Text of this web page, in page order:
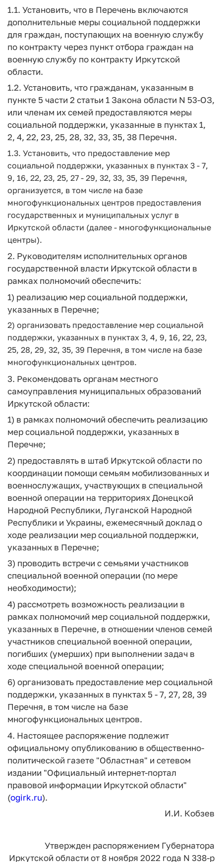
1.1. Установить, что в Перечень включаются
дополнительные меры социальной поддержки
для граждан, поступающих на военную службу
по контракту через пункт отбора граждан на
военную службу по контракту Иркутской
области.
1.2. Установить, что гражданам, указанным в
пункте 5 части 2 статьи 1 Закона области N 53-ОЗ,
или членам их семей предоставляются меры
социальной поддержки, указанные в пунктах 1,
2, 4, 22, 23, 25, 28, 32, 33, 35, 38 Перечня.
1.3. Установить, что предоставление мер
социальной поддержки, указанных в пунктах 3 - 7,
9, 16, 22, 23, 25, 27 - 29, 32, 33, 35, 39 Перечня,
организуется, в том числе на базе
многофункциональных центров предоставления
государственных и муниципальных услуг в
Иркутской области (далее - многофункциональные
центры).
2. Руководителям исполнительных органов
государственной власти Иркутской области в
рамках полномочий обеспечить:
1) реализацию мер социальной поддержки,
указанных в Перечне;
2) организовать предоставление мер социальной
поддержки, указанных в пунктах 3, 4, 9, 16, 22, 23,
25, 28, 29, 32, 35, 39 Перечня, в том числе на базе
многофункциональных центров.
3. Рекомендовать органам местного
самоуправления муниципальных образований
Иркутской области:
1) в рамках полномочий обеспечить реализацию
мер социальной поддержки, указанных в
Перечне;
2) предоставлять в штаб Иркутской области по
координации помощи семьям мобилизованных и
военнослужащих, участвующих в специальной
военной операции на территориях Донецкой
Народной Республики, Луганской Народной
Республики и Украины, ежемесячный доклад о
ходе реализации мер социальной поддержки,
указанных в Перечне;
3) проводить встречи с семьями участников
специальной военной операции (по мере
необходимости);
4) рассмотреть возможность реализации в
рамках полномочий мер социальной поддержки,
указанных в Перечне, в отношении членов семей
участников специальной военной операции,
погибших (умерших) при выполнении задач в
ходе специальной военной операции;
6) организовать предоставление мер социальной
поддержки, указанных в пунктах 5 - 7, 27, 28, 39
Перечня, в том числе на базе
многофункциональных центров.
4. Настоящее распоряжение подлежит
официальному опубликованию в общественно-
политической газете "Областная" и сетевом
издании "Официальный интернет-портал
правовой информации Иркутской области"
(ogirk.ru).
И.И. Кобзев
Утвержден распоряжением Губернатора
Иркутской области от 8 ноября 2022 года N 338-р